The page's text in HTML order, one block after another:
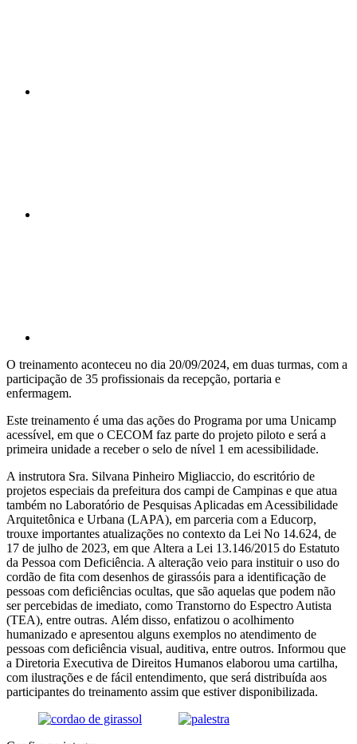
O treinamento aconteceu no dia 20/09/2024, em duas turmas, com a
participação de 35 profissionais da recepção, portaria e
enfermagem.
Este treinamento é uma das ações do Programa por uma Unicamp
acessível, em que o CECOM faz parte do projeto piloto e será a
primeira unidade a receber o selo de nível 1 em acessibilidade.
A instrutora Sra. Silvana Pinheiro Migliaccio, do escritório de
projetos especiais da prefeitura dos campi de Campinas e que atua
também no Laboratório de Pesquisas Aplicadas em Acessibilidade
Arquitetônica e Urbana (LAPA), em parceria com a Educorp,
trouxe importantes atualizações no contexto da Lei No 14.624, de
17 de julho de 2023, em que Altera a Lei 13.146/2015 do Estatuto
da Pessoa com Deficiência. A alteração veio para instituir o uso do
cordão de fita com desenhos de girassóis para a identificação de
pessoas com deficiências ocultas, que são aquelas que podem não
ser percebidas de imediato, como Transtorno do Espectro Autista
(TEA), entre outras. Além disso, enfatizou o acolhimento
humanizado e apresentou alguns exemplos no atendimento de
pessoas com deficiência visual, auditiva, entre outros. Informou que
a Diretoria Executiva de Direitos Humanos elaborou uma cartilha,
com ilustrações e de fácil entendimento, que será distribuída aos
participantes do treinamento assim que estiver disponibilizada.